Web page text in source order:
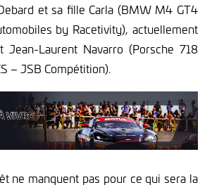
et sa fille Carla (BMW M4 GT4
by Racetivity), actuellement
Jean-Laurent Navarro (Porsche 718
– JSB Compétition).
ne manquent pas pour ce qui sera la